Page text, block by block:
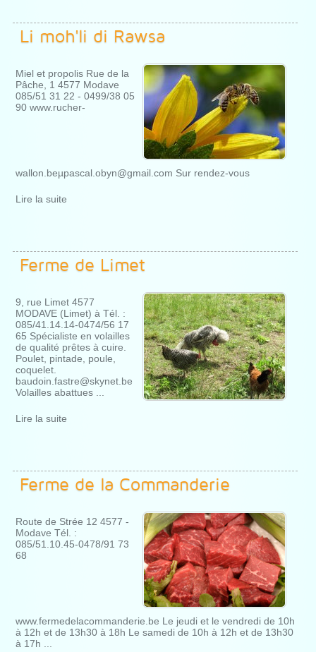
Li moh'li di Rawsa
Miel et propolis Rue de la
Pâche, 1 4577 Modave
085/51 31 22 - 0499/38 05
90 www.rucher-
wallon.beµpascal.obyn@gmail.com Sur rendez-vous
Lire la suite
Ferme de Limet
9, rue Limet 4577
MODAVE (Limet) à Tél. :
085/41.14.14-0474/56 17
65 Spécialiste en volailles
de qualité prêtes à cuire.
Poulet, pintade, poule,
coquelet.
baudoin.fastre@skynet.be
Volailles abattues ...
Lire la suite
Ferme de la Commanderie
Route de Strée 12 4577 -
Modave Tél. :
085/51.10.45-0478/91 73
68
www.fermedelacommanderie.be Le jeudi et le vendredi de 10h
à 12h et de 13h30 à 18h Le samedi de 10h à 12h et de 13h30
à 17h ...